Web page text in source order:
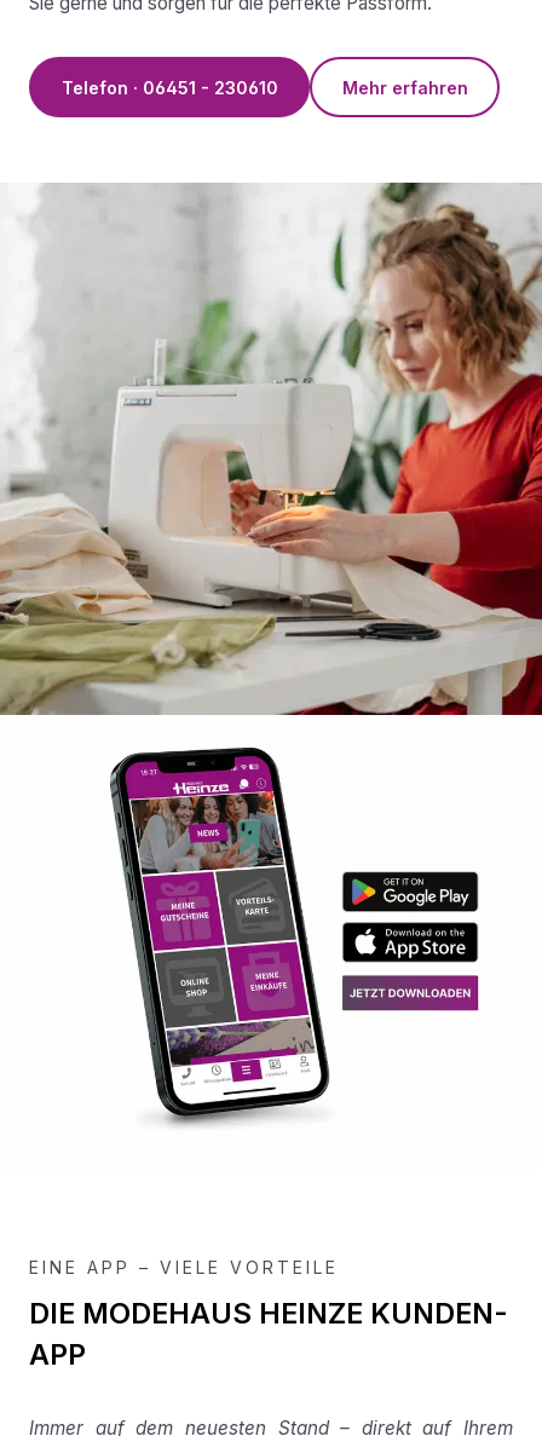
Telefon · 06451 - 230610 Mehr erfahren
EINE APP – VIELE VORTEILE
DIE MODEHAUS HEINZE KUNDEN-
APP
Immer auf dem neuesten Stand – direkt auf Ihrem